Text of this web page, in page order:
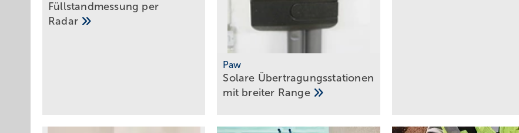
Füllstandmessung per
Radar
Paw
Solare Übertragung s­statio­nen
mit breiter Range